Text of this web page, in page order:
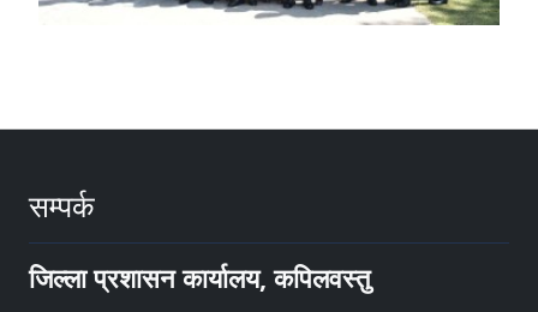
सम्पर्क
जिल्ला प्रशासन कार्यालय, कपिलवस्तु